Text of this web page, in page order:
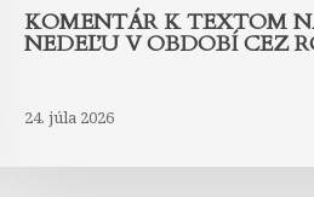
KOMENTÁR K TEXTOM
NEDEĽU V OBDOBÍ CEZ
24. júla 2026